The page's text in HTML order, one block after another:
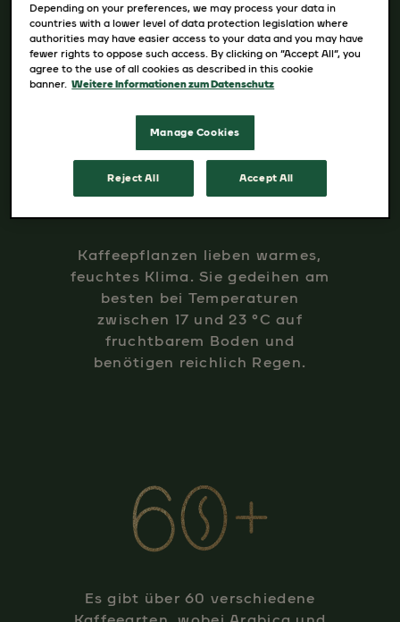
Wissenswert:
Kaffeepflanzen lieben warmes,
feuchtes Klima. Sie gedeihen am
besten bei Temperaturen
zwischen 17 und 23 °C auf
fruchtbarem Boden und
benötigen reichlich Regen.
Es gibt über 60 verschiedene
Depending on your preferences, we may process your data in
countries with a lower level of data protection legislation where
authorities may have easier access to your data and you may have
fewer rights to oppose such access. By clicking on “Accept All”, you
agree to the use of all cookies as described in this cookie
banner. Weitere Informationen zum Datenschutz
Manage Cookies
Reject All Accept All